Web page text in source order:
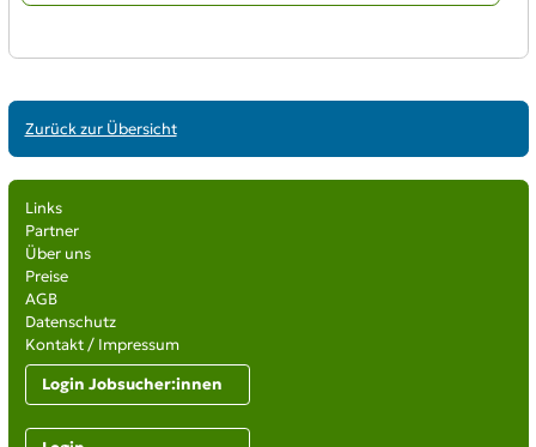
Zurück zur Übersicht
Links
Partner
Über uns
Preise
AGB
Datenschutz
Kontakt / Impressum
Login Jobsucher:innen